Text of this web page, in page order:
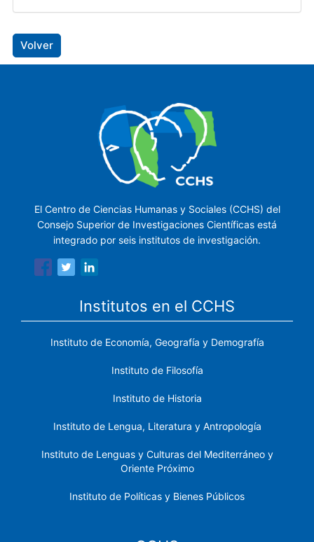
Volver
El Centro de Ciencias Humanas y Sociales (CCHS) del
Consejo Superior de Investigaciones Científicas está
integrado por seis institutos de investigación.
Institutos en el CCHS
Instituto de Economía, Geografía y Demografía
Instituto de Filosofía
Instituto de Historia
Instituto de Lengua, Literatura y Antropología
Instituto de Lenguas y Culturas del Mediterráneo y
Oriente Próximo
Instituto de Políticas y Bienes Públicos